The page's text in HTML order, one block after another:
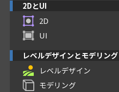
2DとUI
2D
UI
レベルデザインとモデリング
レベルデザイン
モデリング